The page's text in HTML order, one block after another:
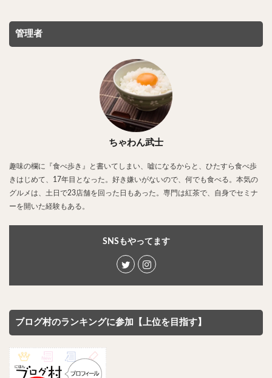
管理者
ちゃわん武士
趣味の欄に『食べ歩き』と書いてしまい、嘘になるからと、ひたすら食べ歩
きはじめて、17年目となった。好き嫌いがないので、何でも食べる。本気の
グルメは、土日で23店舗を回った日もあった。専門は紅茶で、自身でセミナ
ーを開いた経験もある。
SNSもやってます
ブログ村のランキングに参加【上位を目指す】